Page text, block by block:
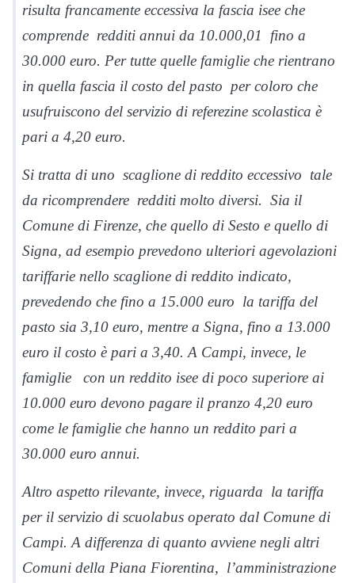
risulta francamente eccessiva la fascia isee che
comprende redditi annui da 10.000,01 fino a
30.000 euro. Per tutte quelle famiglie che rientrano
in quella fascia il costo del pasto per coloro che
usufruiscono del servizio di referezine scolastica è
pari a 4,20 euro.
Si tratta di uno scaglione di reddito eccessivo tale
da ricomprendere redditi molto diversi. Sia il
Comune di Firenze, che quello di Sesto e quello di
Signa, ad esempio prevedono ulteriori agevolazioni
tariffarie nello scaglione di reddito indicato,
prevedendo che fino a 15.000 euro la tariffa del
pasto sia 3,10 euro, mentre a Signa, fino a 13.000
euro il costo è pari a 3,40. A Campi, invece, le
famiglie con un reddito isee di poco superiore ai
10.000 euro devono pagare il pranzo 4,20 euro
come le famiglie che hanno un reddito pari a
30.000 euro annui.
Altro aspetto rilevante, invece, riguarda la tariffa
per il servizio di scuolabus operato dal Comune di
Campi. A differenza di quanto avviene negli altri
Comuni della Piana Fiorentina, l’amministrazione